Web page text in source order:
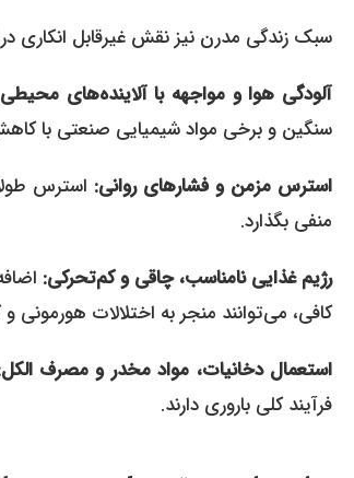
سبک زندگی مدرن نیز نقش غیرقابل انکاری
آلودگی هوا و مواجهه با آلاینده‌های
سنگین و برخی مواد شیمیایی صنعتی با
استرس مزمن و فشارهای روانی: استرس
منفی بگذارد.
رژیم غذایی نامناسب، چاقی و کم‌تحرکی:
کافی، می‌توانند منجر به اختلالات
استعمال دخانیات، مواد مخدر و مصرف
فرآیند کلی باروری دارند.